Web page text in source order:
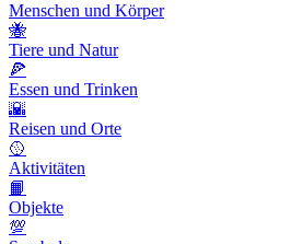
Menschen und Körper
🐝
Tiere und Natur
🍕
Essen und Trinken
🌇
Reisen und Orte
🥎
Aktivitäten
📙
Objekte
💯